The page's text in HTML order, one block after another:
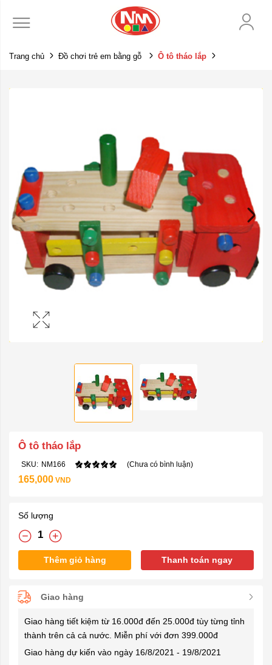
Trang chủ Đồ chơi trẻ em bằng gỗ Ô tô tháo lắp
Ô tô tháo lắp
SKU: NM166 (Chưa có bình luận)
165,000 VND
Số lượng
Thêm giỏ hàng Thanh toán ngay
Giao hàng
Giao hàng tiết kiệm từ 16.000đ đến 25.000đ tùy từng tỉnh
thành trên cả cả nước. Miễn phí với đơn 399.000đ
Giao hàng dự kiến vào ngày 16/8/2021 - 19/8/2021